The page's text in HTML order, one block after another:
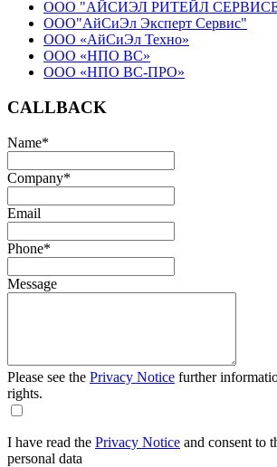
ООО "АЙСИЭЛ РИТЕЙЛ
ООО"АйСиЭл Эксперт Сервис"
ООО «АйСиЭл Техно»
ООО «НПО ВС»
ООО «НПО ВС-ПРО»
CALLBACK
Name*
Company*
Email
Phone*
Message
Please see the Privacy Notice further
rights.
I have read the Privacy Notice and consent to
personal data